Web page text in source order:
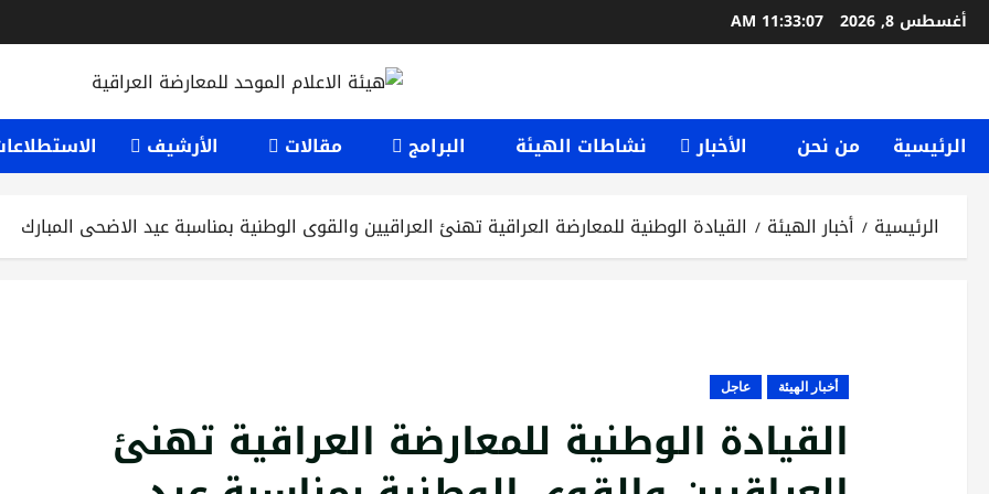
تخطي
إلى
أغسطس 8, 2026 11:33:08 AM
الرئيسية من نحن الأخبار نشاطات الهيئة البرامج مقالات الأرشيف
الرئيسية أخبار الهيئة القيادة الوطنية للمعارضة العراقية تهنئ العراقيين والقوى الوطنية بمناسبة عيد الاضحى المبارك
أخبار الهيئة عاجل
القيادة الوطنية للمعارضة العراقية تهنئ